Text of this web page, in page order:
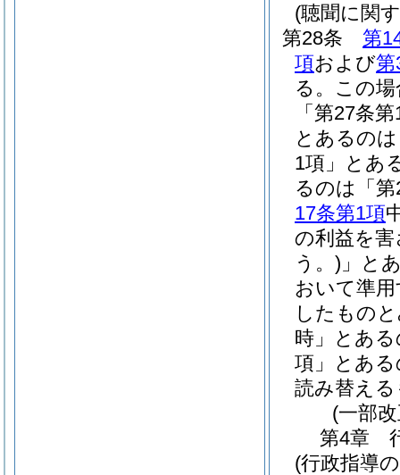
(聴聞に関
第28条
第
項および第
る。 この
「第27条
とあるの
1項」とあ
るのは「
17条第1項
の利益を
う。) 」と
おいて準
したもの
時」とあ
項」とあ
読み替え
(一部
第4章
(行政指導